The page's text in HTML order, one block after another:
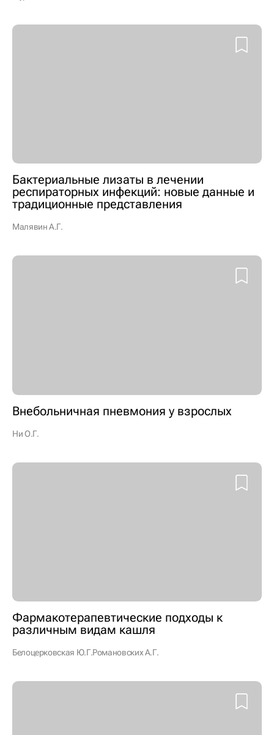
Бактериальные лизаты в лечении
респираторных инфекций: новые данные и
традиционные представления
Малявин А.Г.
Внебольничная пневмония у взрослых
Ни О.Г.
Фармакотерапевтические подходы к
различным видам кашля
Белоцерковская Ю.Г.Романовских А.Г.